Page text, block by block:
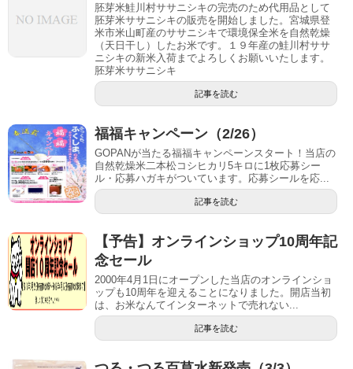
胚芽米鮭川村ササニシキの完売のため代用品として
胚芽米ササニシキの販売を開始しました。宮城県登
米市米山町産のササニシキで環境保全米を自然乾燥
（天日干し）したお米です。１９年産の鮭川村ササ
ニシキの新米入荷までよろしくお願いいたします。
胚芽米ササニシキ
記事を読む
福福キャンペーン（2/26）
GOPANが当たる福福キャンペーンスタート！当店の
自然乾燥米二本松コシヒカリ5キロに1枚応募シー
ル・応募ハガキがついています。応募シールを応...
記事を読む
【予告】オンラインショップ10周年記
念セール
2000年4月1日にオープンした当店のオンラインショ
ップも10周年を迎えることになりました。開店当初
は、お米なんてインターネットで売れない...
記事を読む